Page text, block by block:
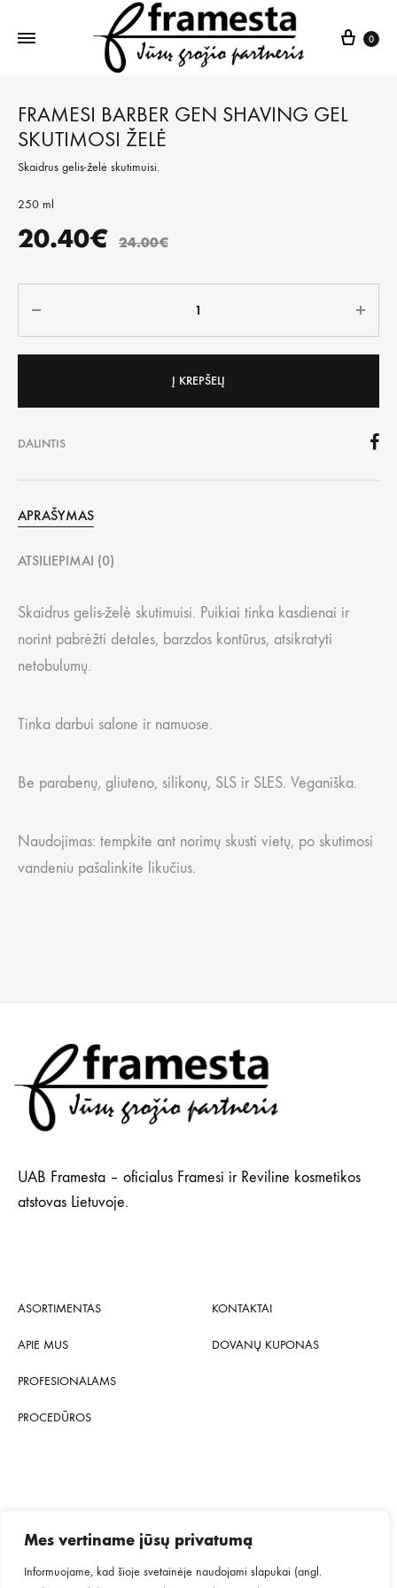
Mes vertiname jūsų privatumą
Informuojame, kad šioje svetainėje naudojami slapukai (angl.
0
FRAMESI BARBER GEN SHAVING GEL
SKUTIMOSI ŽELĖ
Skaidrus gelis-želė skutimuisi.
250 ml
20.40€ 24.00€
Į KREPŠELĮ
DALINTIS
APRAŠYMAS
ATSILIEPIMAI (0)
Skaidrus gelis-želė skutimuisi. Puikiai tinka kasdienai ir
norint pabrėžti detales, barzdos kontūrus, atsikratyti
netobulumų.
Tinka darbui salone ir namuose.
Be parabenų, gliuteno, silikonų, SLS ir SLES. Veganiška.
Naudojimas: tempkite ant norimų skusti vietų, po skutimosi
vandeniu pašalinkite likučius.
UAB Framesta – oficialus Framesi ir Reviline kosmetikos
atstovas Lietuvoje.
ASORTIMENTAS
APIE MUS
PROFESIONALAMS
PROCEDŪROS
KONTAKTAI
DOVANŲ KUPONAS
Privatumo politika
Terminai ir sąlygos
Pristatymo informacija